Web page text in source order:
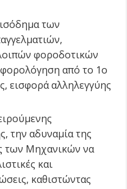
των
φοροδοτικών
από το 1ο
εισφορά αλληλεγγύης
την αδυναμία της
των Μηχανικών να
και
καθιστώντας